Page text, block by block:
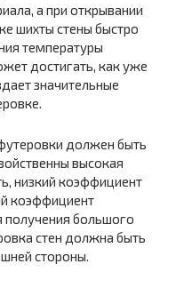
а при открывании
шихты стены быстро
температуры
достигать, как уже
значительные
должен быть
высокая
низкий коэффициент
коэффициент
получения большого
стен должна быть
стороны.